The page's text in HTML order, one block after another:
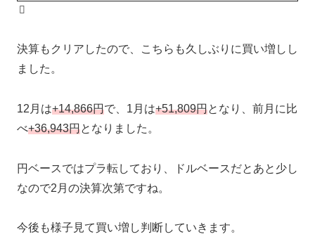
決算もクリアしたので、こちらも久しぶりに買い増しし
ました。
12月は+14,866円で、1月は+51,809円となり、前月に比
べ+36,943円となりました。
円ベースではプラ転しており、ドルベースだとあと少し
なので2月の決算次第ですね。
今後も様子見て買い増し判断していきます。